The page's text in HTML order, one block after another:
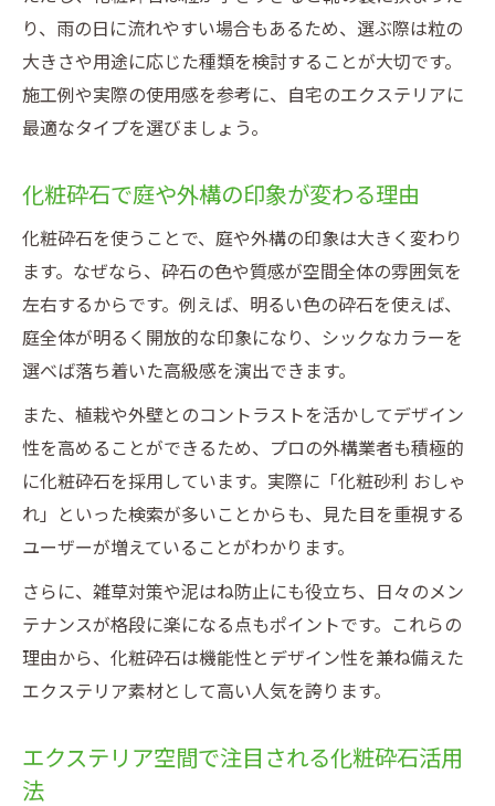
特徴
汚れやすさに強い化粧砕石の扱い方を解説
失敗しない化粧砕石の素材選びポイント
エクステリアに合う化粧砕石素材の見極め
化粧砕石の単価や価格を比較した選び方
外構砂利選びで後悔しないための注意点
化粧砕石と化粧砂利の違いと選択ポイント
おしゃれで実用的な化粧砂利の選び方
り、雨の日に流れやすい場合もあるため、選ぶ際は粒の
大きさや用途に応じた種類を検討することが大切です。
施工例や実際の使用感を参考に、自宅のエクステリアに
最適なタイプを選びましょう。
化粧砕石で庭や外構の印象が変わる理由
化粧砕石を使うことで、庭や外構の印象は大きく変わり
ます。なぜなら、砕石の色や質感が空間全体の雰囲気を
左右するからです。例えば、明るい色の砕石を使えば、
庭全体が明るく開放的な印象になり、シックなカラーを
選べば落ち着いた高級感を演出できます。
また、植栽や外壁とのコントラストを活かしてデザイン
性を高めることができるため、プロの外構業者も積極的
に化粧砕石を採用しています。実際に「化粧砂利 おしゃ
れ」といった検索が多いことからも、見た目を重視する
ユーザーが増えていることがわかります。
さらに、雑草対策や泥はね防止にも役立ち、日々のメン
テナンスが格段に楽になる点もポイントです。これらの
理由から、化粧砕石は機能性とデザイン性を兼ね備えた
エクステリア素材として高い人気を誇ります。
エクステリア空間で注目される化粧砕石活用
法